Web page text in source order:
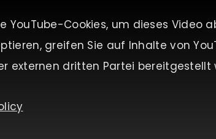
YouTube-Cookies, um dieses Video
greifen Sie auf Inhalte von
externen dritten Partei bereitgestellt